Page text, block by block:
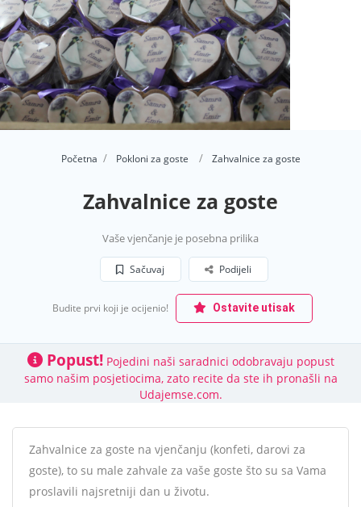
Početna Pokloni za goste Zahvalnice za goste
Zahvalnice za goste
Vaše vjenčanje je posebna prilika
Sačuvaj Podijeli
Budite prvi koji je ocijenio! Ostavite utisak
Popust!Pojedini naši saradnici odobravaju popust
samo našim posjetiocima, zato recite da ste ih pronašli na
Udajemse.com.
Zahvalnice za goste na vjenčanju (konfeti, darovi za
goste), to su male zahvale za vaše goste što su sa Vama
proslavili najsretniji dan u životu.